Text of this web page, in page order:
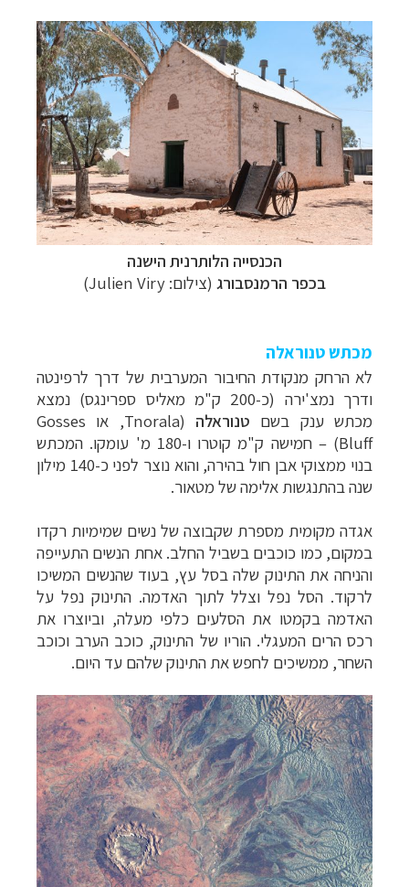
הכנסייה הלותרנית הישנה
בכפר הרמנסבורג (צילום: Julien Viry
)
מכתש טנוראלה
לא הרחק מנקודת החיבור המערבית של דרך לרפינטה
ודרך נמצ'ירה (כ-200 ק"מ מאליס ספרינגס) נמצא
מכתש ענק בשם טנוראלה (
Tnorala, או Gosses
Bluff
)
–
חמישה ק"מ קוטרו ו-180 מ' עומקו. המכתש
בנוי ממצוקי אבן חול בהירה, והוא נוצר לפני כ-140 מילון
שנה בהתנגשות אלימה של מטאור.
אגדה מקומית מספרת שקבוצה של נשים שמימיות רקדו
במקום, כמו כוכבים בשביל החלב. אחת הנשים התעייפה
והניחה את התינוק שלה בסל עץ, בעוד שהנשים המשיכו
לרקוד. הסל נפל וצלל לתוך האדמה. התינוק נפל על
האדמה בקמטו את הסלעים כלפי מעלה, וביוצרו את
רכס הרים המעגלי. הוריו של התינוק, כוכב הערב וכוכב
השחר, ממשיכים לחפש את התינוק שלהם עד היום.